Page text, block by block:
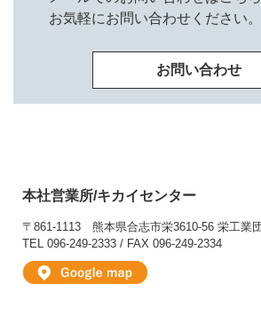
お気軽にお問い合わせください。
お問い合わせ
本社営業所/キカイセンター
〒861-1113 熊本県合志市栄3610-56 栄工業
TEL 096-249-2333 / FAX 096-249-2334